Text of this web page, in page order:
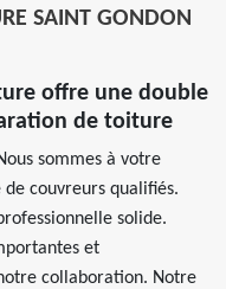
SAINT GONDON
offre une double
de toiture
sommes à votre
couvreurs qualifiés.
solide.
et
collaboration. Notre